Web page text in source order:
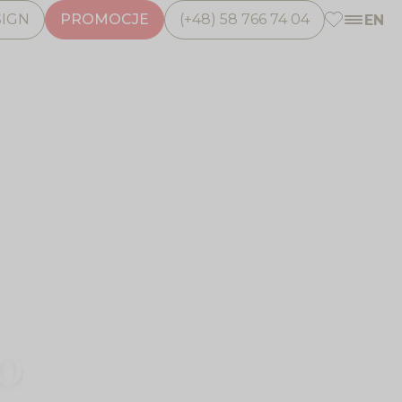
PROMOCJE (+48) 58 766 74 04 Ulubione
EN